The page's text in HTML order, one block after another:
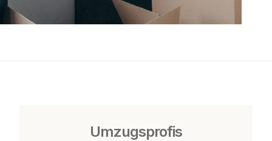
Umzugsprofis